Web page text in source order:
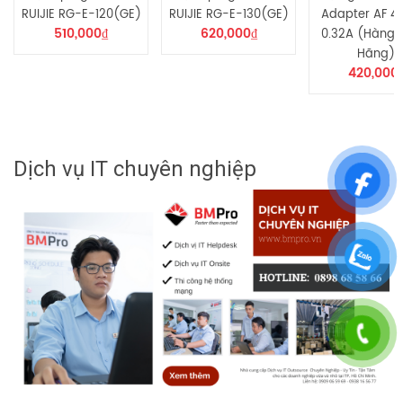
RUIJIE RG-E-120(GE)
510,000₫
RUIJIE RG-E-130(GE)
620,000₫
Adapter AF
0.32A (Hàng
Hãng)
420,000
Dịch vụ IT chuyên nghiệp